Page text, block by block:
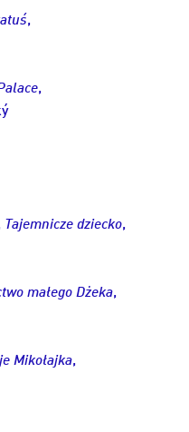
,
Tajemnicze dziecko,
małego Dżeka,
Mikołajka,